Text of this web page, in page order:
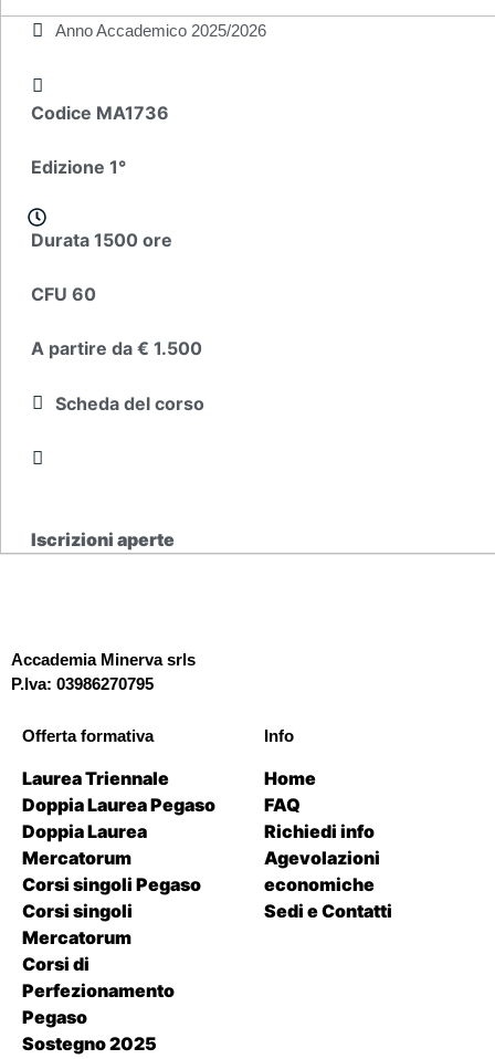
Anno Accademico 2025/2026
Codice MA1736
Edizione 1°
Durata 1500 ore
CFU 60
A partire da € 1.500
Scheda del corso
Iscrizioni aperte
Accademia Minerva srls
P.Iva: 03986270795
Offerta formativa
Laurea Triennale
Doppia Laurea Pegaso
Doppia Laurea
Mercatorum
Corsi singoli Pegaso
Corsi singoli
Mercatorum
Corsi di
Perfezionamento
Pegaso
Sostegno 2025
Info
Home
FAQ
Richiedi info
Agevolazioni
economiche
Sedi e Contatti